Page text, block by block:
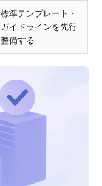
標準テンプレート・
ガイドラインを先行
整備する